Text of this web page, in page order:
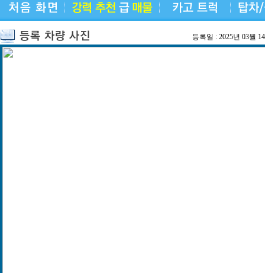
등록일 : 2025년 03월